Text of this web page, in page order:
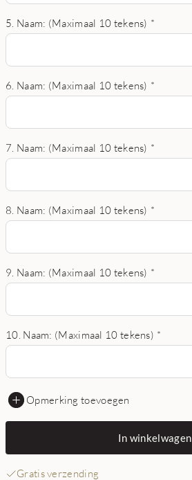
5. Naam: (Maximaal 10 tekens) *
6. Naam: (Maximaal 10 tekens) *
7. Naam: (Maximaal 10 tekens) *
8. Naam: (Maximaal 10 tekens) *
9. Naam: (Maximaal 10 tekens) *
10. Naam: (Maximaal 10 tekens) *
Opmerking toevoegen
In winkelwagen
Gratis verzending